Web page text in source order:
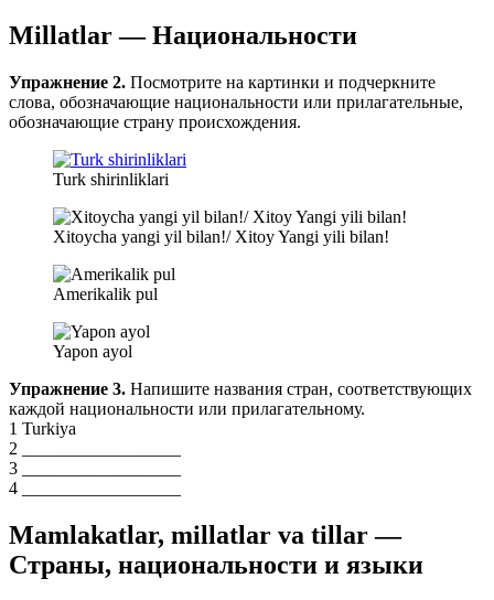
Millatlar — Национальности
Упражнение 2. Посмотрите на картинки и подчеркните
слова, обозначающие национальности или прилагательные,
обозначающие страну происхождения.
Turk shirinliklari
Xitoycha yangi yil bilan!/ Xitoy Yangi yili bilan!
Amerikalik pul
Yapon ayol
Упражнение 3. Напишите названия стран, соответствующих
каждой национальности или прилагательному.
1 Turkiya
2 __________________
3 __________________
4 __________________
Mamlakatlar, millatlar va tillar —
Страны, национальности и языки